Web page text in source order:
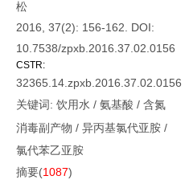
松
2016, 37(2): 156-162.
DOI:
10.7538/zpxb.2016.37.02.0156
CSTR:
32365.14.zpxb.2016.37.02.0156
关键词: 饮用水 / 氨基酸 / 含氮
消毒副产物 / 异丙基氯代亚胺 /
氯代苯乙亚胺
摘要(1087)